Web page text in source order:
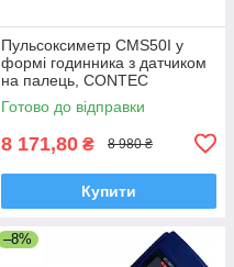
Пульсоксиметр CMS50I у
формі годинника з датчиком
на палець, CONTEC
Готово до відправки
8 171,80 ₴ 8 980 ₴
Купити
–8%